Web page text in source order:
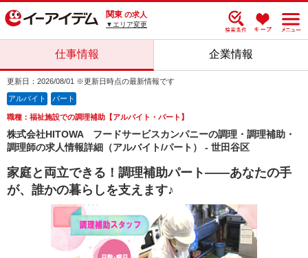
関東 の求人
▼エリア変更
仕事情報 企業情報
更新日：2026/08/01 ※更新日時点の最新情報です
アルバイト パート
職種：福祉施設での調理補助【アルバイト・パート】
株式会社HITOWA フードサービスカンパニーの調理・調理補助・
調理師の求人情報詳細（アルバイト/パート） - 世田谷区
家庭と両立できる！調理補助パート――あなたの手
が、誰かの暮らしを支えます♪